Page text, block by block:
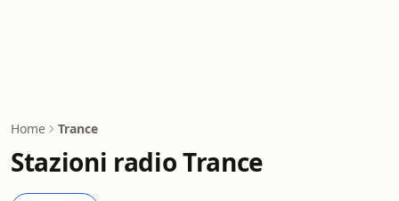
Home Trance
Stazioni radio Trance